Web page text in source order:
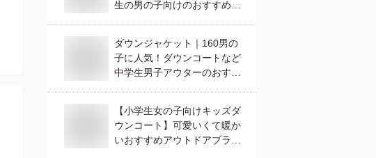
生の男の子向けのおすすめ
ダウンジャケット｜160男の
子に人気！ダウンコートなど
中学生男子アウターのおすす
【小学生女の子向けキッズダ
ウンコート】可愛いくて暖か
いおすすめアウトドアブラン